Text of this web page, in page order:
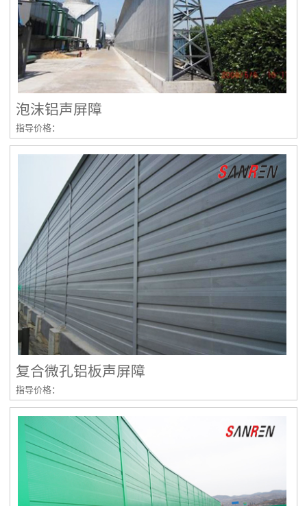
泡沫铝声屏障
指导价格：
复合微孔铝板声屏障
指导价格：